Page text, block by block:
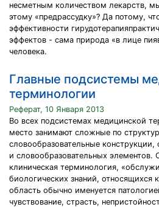
несметным количеством лекарств,
этому «предрассудку»? Да потому,
эффективности
эффектов - сама природа «в лице
человека.
Главные подсистемы
терминологии
Реферат, 10 Января 2013
Во всех подсистемах медицинской
место занимают сложные по
словообразовательные конструкции,
и словообразовательных элементов.
клиническая терминология,
биологических знаний, относящихся
область обычно именуется
чувствование, страсть,